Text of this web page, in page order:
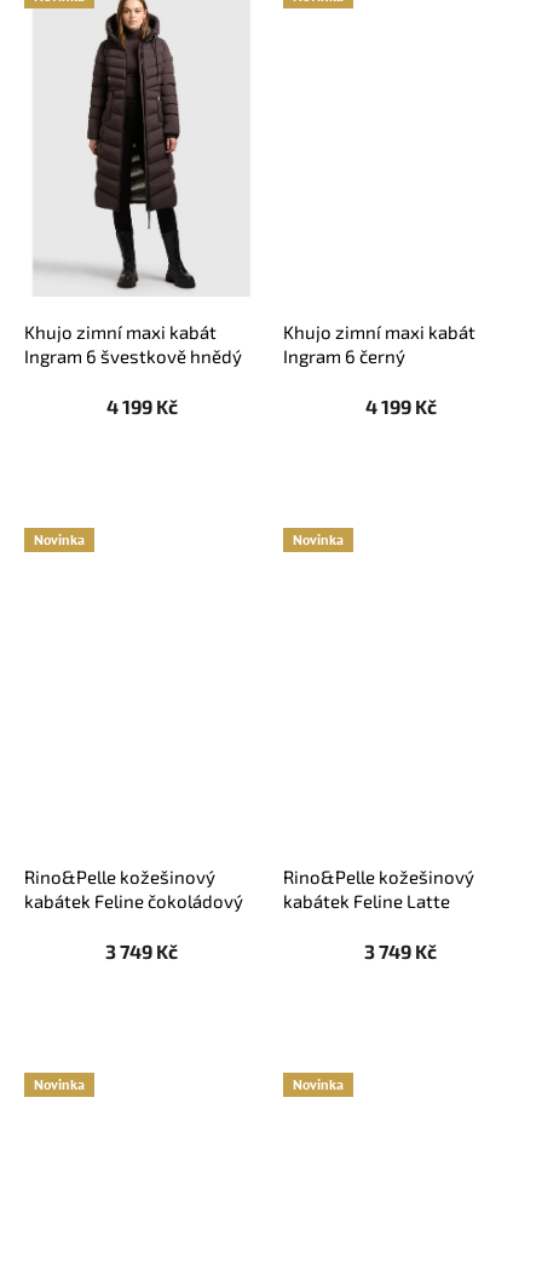
Khujo zimní maxi kabát
Ingram 6 švestkově hnědý
4 199 Kč
Khujo zimní maxi kabát
Ingram 6 černý
4 199 Kč
Novinka
Rino&Pelle kožešinový
kabátek Feline čokoládový
3 749 Kč
Novinka
Rino&Pelle kožešinový
kabátek Feline Latte
3 749 Kč
Novinka Novinka